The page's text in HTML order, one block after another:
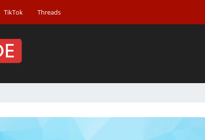
TikTok Threads